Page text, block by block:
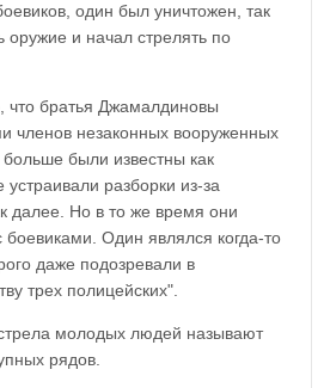
один был уничтожен, так
оружие и начал стрелять по
что братья Джамалдиновы
членов незаконных вооруженных
были известны как
разборки из-за
далее. Но в то же время они
боевиками. Один являлся когда-то
даже подозревали в
трех полицейских".
молодых людей называют
рядов.